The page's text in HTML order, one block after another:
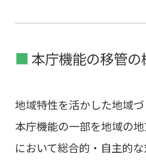
本庁機能の移管の
地域特性を活かした地域づ
本庁機能の一部を地域の
において総合的・自主的